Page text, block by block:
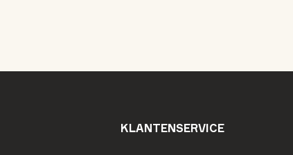
KLANTENSERVICE